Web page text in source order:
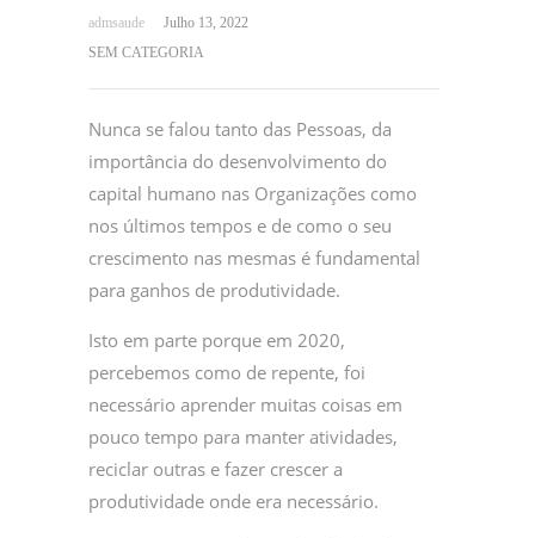
Julho 13, 2022
SEM CATEGORIA
Nunca se falou tanto das Pessoas, da
importância do desenvolvimento do
capital humano nas Organizações como
nos últimos tempos e de como o seu
crescimento nas mesmas é fundamental
para ganhos de produtividade.
Isto em parte porque em 2020,
percebemos como de repente, foi
necessário aprender muitas coisas em
pouco tempo para manter atividades,
reciclar outras e fazer crescer a
produtividade onde era necessário.